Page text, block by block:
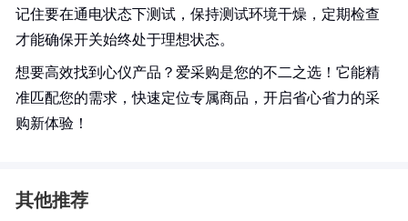
记住要在通电状态下测试，保持测试环境干燥，定期检查
才能确保开关始终处于理想状态。
想要高效找到心仪产品？爱采购是您的不二之选！它能精
准匹配您的需求，快速定位专属商品，开启省心省力的采
购新体验！
其他推荐